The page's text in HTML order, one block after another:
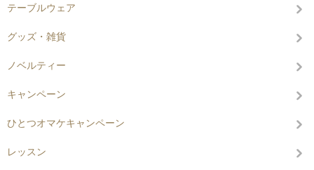
テーブルウェア
グッズ・雑貨
ノベルティー
キャンペーン
ひとつオマケキャンペーン
レッスン